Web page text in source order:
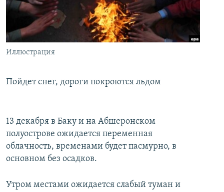
İNFOQRAFIKA
KARIKATURA
AZƏRBAYCAN ƏDƏBIYYATI KITABXANASI
İSLAM VƏ DEMOKRATIYA
MISSIYAMIZ
PEŞƏ ETIKASI VƏ JURNALISTIKA STANDARTLARIMIZ
BIZIMLƏ ƏLAQƏ
Иллюстрация
Пойдет снег, дороги покроются льдом
13 декабря в Баку и на Абшеронском
полуострове ожидается переменная
облачность, временами будет пасмурно, в
основном без осадков.
Утром местами ожидается слабый туман и